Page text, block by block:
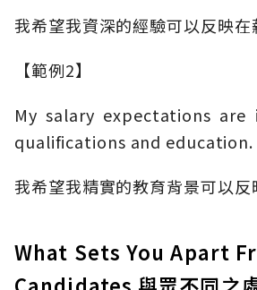
我希望我資深的經驗可以反映在
【範例2】
My salary expectations
qualifications and education.
我希望我精實的教育背景可以反
What Sets You Apart